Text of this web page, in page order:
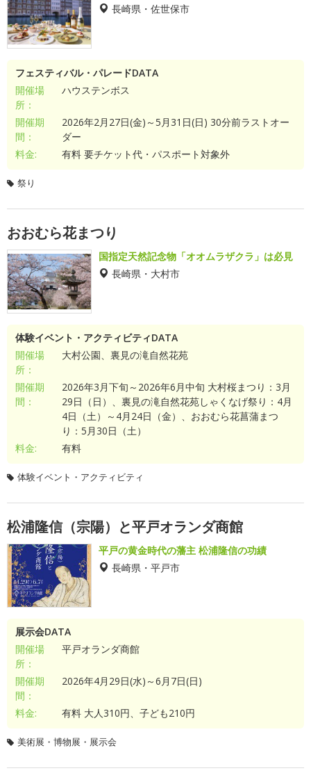
長崎県・佐世保市
フェスティバル・パレードDATA
開催場
所：
ハウステンボス
開催期
間：
2026年2月27日(金)～5月31日(日) 30分前ラストオー
ダー
料金:
有料 要チケット代・パスポート対象外
祭り
おおむら花まつり
国指定天然記念物「オオムラザクラ」は必見
長崎県・大村市
体験イベント・アクティビティDATA
開催場
所：
大村公園、裏見の滝自然花苑
開催期
間：
2026年3月下旬～2026年6月中旬 大村桜まつり：3月
29日（日）、裏見の滝自然花苑しゃくなげ祭り：4月
4日（土）～4月24日（金）、おおむら花菖蒲まつ
り：5月30日（土）
料金:
有料
体験イベント・アクティビティ
松浦隆信（宗陽）と平戸オランダ商館
平戸の黄金時代の藩主 松浦隆信の功績
長崎県・平戸市
展示会DATA
開催場
所：
平戸オランダ商館
開催期
間：
2026年4月29日(水)～6月7日(日)
料金: 有料 大人310円、子ども210円
美術展・博物展・展示会